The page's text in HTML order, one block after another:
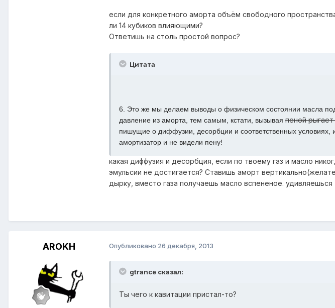
если для конкретного аморта объём свободного
ли 14 кубиков влияющими?
Ответишь на столь простой вопрос?
Цитата
6. Это же мы делаем выводы о физическом состоянии масла
давление из аморта, тем самым, кстати, вызывая пеной рыгает
пишущие о диффузии, десорбции и соответственных условиях,
амортизатор и не видели пену!
какая диффузия и десорбция, если по твоему газ и масло
эмульсии не достигается? Ставишь аморт
дырку, вместо газа получаешь масло вспененое.
AROKH Опубликовано 26 декабря, 2013
gtrance сказал:
Ты чего к кавитации пристал-то?